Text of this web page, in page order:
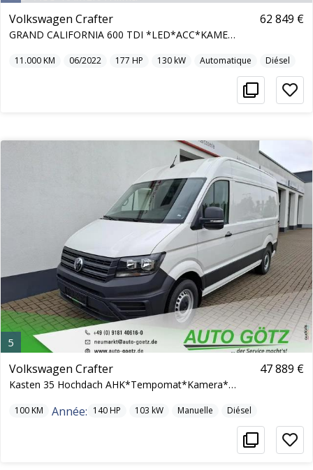
Volkswagen Crafter
GRAND CALIFORNIA 600 TDI *LED*ACC*KAMERA Klima
62 849 €
11.000KM 06/2022 177 HP 130kW Automatique Diésel
5
Volkswagen Crafter
Kasten 35 Hochdach AHK*Tempomat*Kamera*Kessy*Induk
47 889 €
100KM Année: 140HP 103 kW Manuelle Diésel